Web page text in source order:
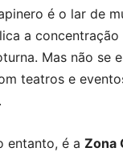
é o lar de
a concentração
Mas não se
teatros e
entanto, é a Zona